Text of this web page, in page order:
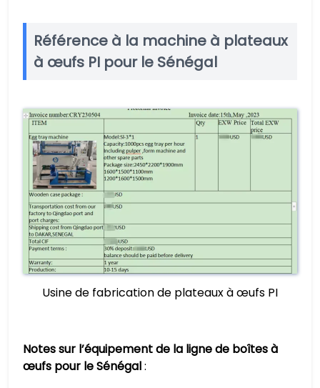
Référence à la machine à plateaux
à œufs PI pour le Sénégal
Usine de fabrication de plateaux à œufs PI
Notes sur l’équipement de la ligne de boîtes à
œufs pour le Sénégal: